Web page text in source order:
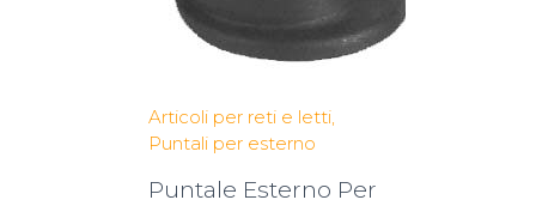
Articoli per reti e letti
Puntali per esterno
Puntale Esterno Per